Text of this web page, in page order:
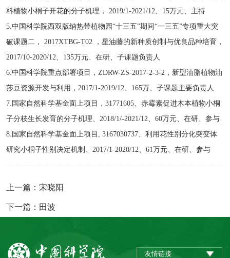
料植物小桐子开花的分子机理， 2019/1-2021/12、15万元、主持
5.中国科学院西双版纳热带植物园“十三五”期间“一三五”专项重大突
破课题二， 2017XTBG-T02 ，星油藤的新种质创制与优良品种培育，
2017/10-2020/12、135万元、在研、子课题负责人
6.中国科学院重点部署项目，ZDRW-ZS-2017-2-3-2，新型油脂植物油
莎豆资源开发与利用，2017/1-2019/12、165万、子课题主要负责人
7.国家自然科学基金面上项目，31771605、赤霉素促进木本植物小桐
子分枝生长发育的分子机理、2018/1/-2021/12、60万元、在研、参与
8.国家自然科学基金面上项目, 3167030737、利用花性别分化突变体
研究小桐子性别决定机制、2017/1-2020/12、61万元、在研、参与
上一篇：宋晓阳
下一篇：田波
友情链接